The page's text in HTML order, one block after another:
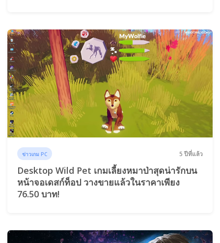
ข่าวเกม PC 5 ปีที่แล้ว
Desktop Wild Pet เกมเลี้ยงหมาป่าสุดน่ารักบน
หน้าจอเดสก์ท็อป วางขายแล้วในราคาเพียง
76.50 บาท!